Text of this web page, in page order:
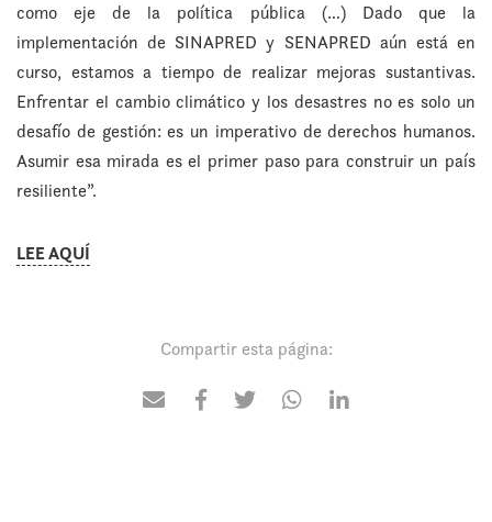
como eje de la política pública (…) Dado que la
implementación de SINAPRED y SENAPRED aún está en
curso, estamos a tiempo de realizar mejoras sustantivas.
Enfrentar el cambio climático y los desastres no es solo un
desafío de gestión: es un imperativo de derechos humanos.
Asumir esa mirada es el primer paso para construir un país
resiliente”.
LEE AQUÍ
Compartir esta página: